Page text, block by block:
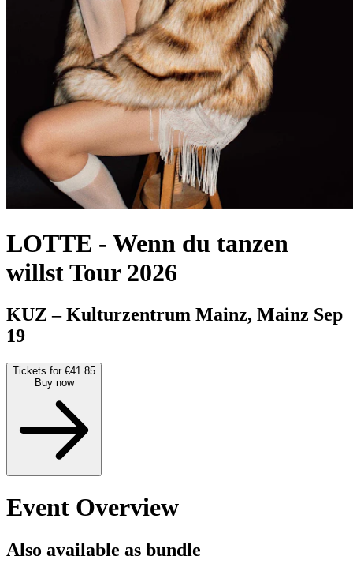
LOTTE - Wenn du tanzen
willst Tour 2026
KUZ – Kulturzentrum Mainz, Mainz Sep
19
Tickets for €41.85
Buy now
Event Overview
Also available as bundle